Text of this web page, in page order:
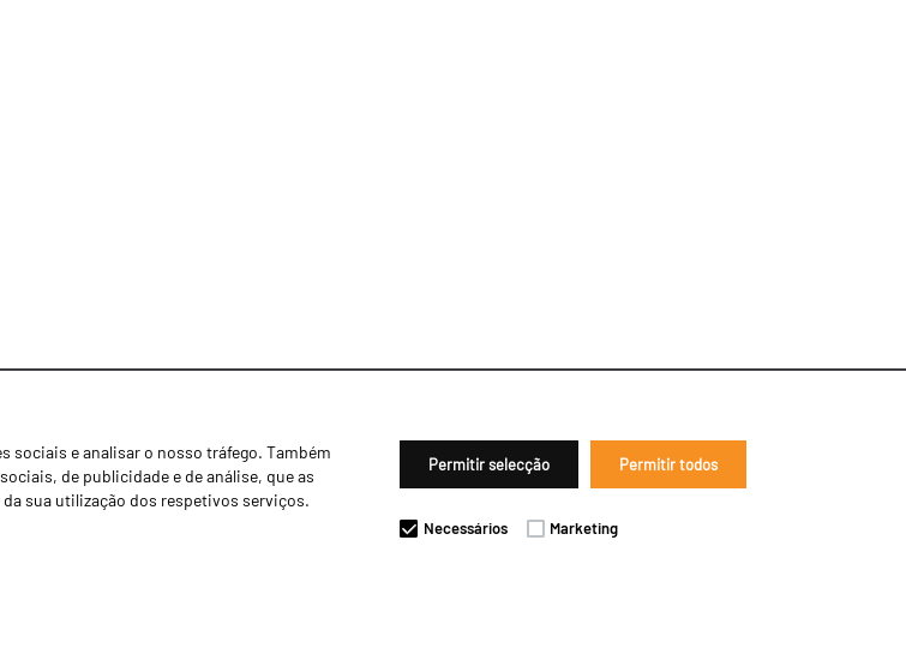
sociais e analisar o nosso tráfego. Também
de publicidade e de análise, que as
sua utilização dos respetivos serviços.
Permitir selecção Permitir todos
Necessários Marketing